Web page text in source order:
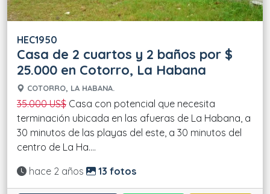
HEC1950
Casa de 2 cuartos y 2 baños por $
25.000 en Cotorro, La Habana
COTORRO, LA HABANA.
35.000 US$ Casa con potencial que necesita
terminación ubicada en las afueras de La Habana, a
30 minutos de las playas del este, a 30 minutos del
centro de La Ha....
Actualizado:
hace 2 años 13 fotos